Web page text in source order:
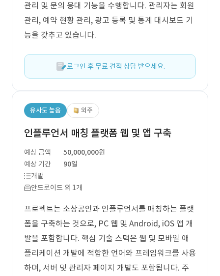
관리 및 문의 응대 기능을 수행합니다. 관리자는 회원
관리, 예약 현황 관리, 광고 등록 및 통계 대시보드 기
능을 갖추고 있습니다.
로그인 후 무료 견적 상담 받으세요.
유사도 높음 외주
인플루언서 매칭 플랫폼 웹 및 앱 구축
예상 금액
50,000,000원
예상 기간
90일
개발
안드로이드 외 1개
프로젝트는 소상공인과 인플루언서를 매칭하는 플랫
폼을 구축하는 것으로, PC 웹 및 Android, iOS 앱 개
발을 포함합니다. 핵심 기술 스택은 웹 및 모바일 애
플리케이션 개발에 적합한 언어와 프레임워크를 사용
하며, 서버 및 관리자 페이지 개발도 포함됩니다. 주